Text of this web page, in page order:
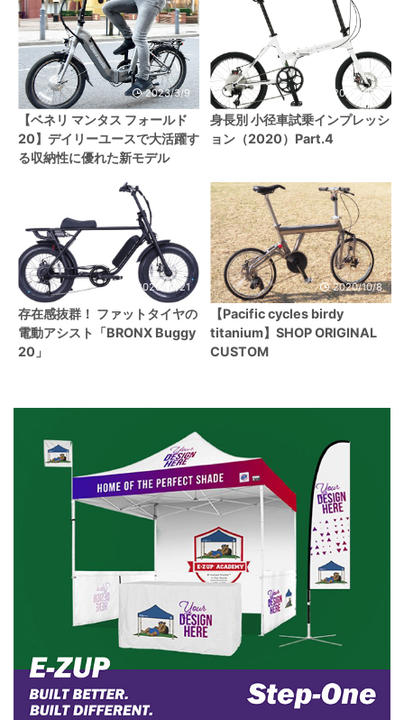
2023/3/9
【ベネリ マンタス フォールド
20】デイリーユースで大活躍す
る収納性に優れた新モデル
2021/3/28
身長別 小径車試乗インプレッシ
ョン（2020）Part.4
2020/12/21
存在感抜群！ ファットタイヤの
電動アシスト「BRONX Buggy
20」
2020/10/8
【Pacific cycles birdy
titanium】SHOP ORIGINAL
CUSTOM